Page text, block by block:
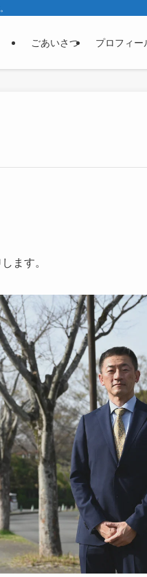
ごあいさつ プロフィー
ます。